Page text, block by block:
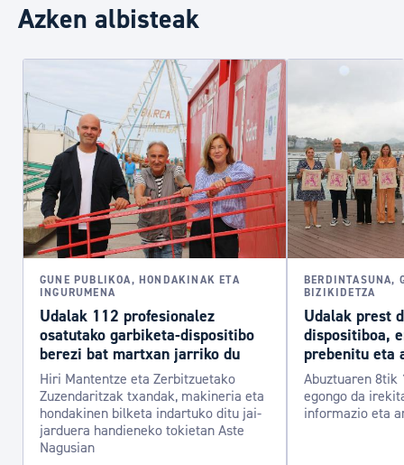
Azken albisteak
GUNE PUBLIKOA, HONDAKINAK ETA
INGURUMENA
Udalak 112 profesionalez
osatutako garbiketa-dispositibo
berezi bat martxan jarriko du
Hiri Mantentze eta Zerbitzuetako
Zuzendaritzak txandak, makineria eta
hondakinen bilketa indartuko ditu jai-
jarduera handieneko tokietan Aste
Nagusian
BERDINTASUNA,
BIZIKIDETZA
Udalak prest
dispositiboa,
prebenitu eta
Abuztuaren 8tik
egongo da
informazio eta